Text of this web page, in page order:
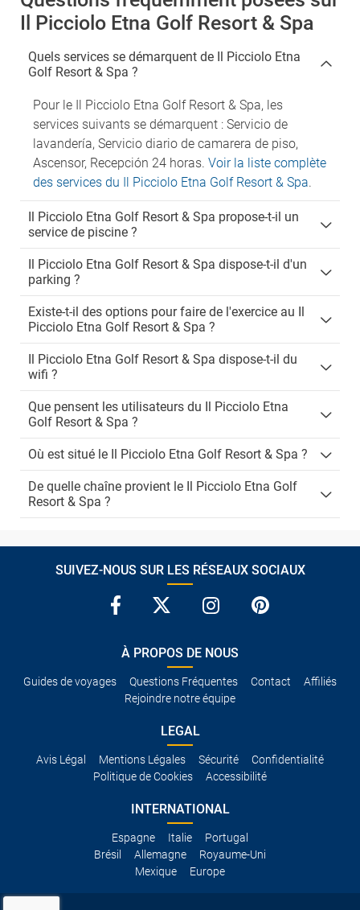
Il Picciolo Etna Golf Resort & Spa
Quels services se démarquent de Il Picciolo Etna
Golf Resort & Spa ?
Pour le Il Picciolo Etna Golf Resort & Spa, les
services suivants se démarquent : Servicio de
lavandería, Servicio diario de camarera de piso,
Ascensor, Recepción 24 horas. Voir la liste complète
des services du Il Picciolo Etna Golf Resort & Spa.
Il Picciolo Etna Golf Resort & Spa propose-t-il un
service de piscine ?
Il Picciolo Etna Golf Resort & Spa dispose-t-il d'un
parking ?
Existe-t-il des options pour faire de l'exercice au Il
Picciolo Etna Golf Resort & Spa ?
Il Picciolo Etna Golf Resort & Spa dispose-t-il du
wifi ?
Que pensent les utilisateurs du Il Picciolo Etna
Golf Resort & Spa ?
Où est situé le Il Picciolo Etna Golf Resort & Spa ?
De quelle chaîne provient le Il Picciolo Etna Golf
Resort & Spa ?
SUIVEZ-NOUS SUR LES RÉSEAUX SOCIAUX
À PROPOS DE NOUS
Guides de voyages Questions Fréquentes Contact
Affiliés
Rejoindre notre équipe
LEGAL
Avis Légal Mentions Légales Sécurité
Confidentialité
Politique de Cookies
Accessibilité
INTERNATIONAL
Espagne Italie
Portugal
Brésil
Allemagne
Royaume-Uni
Mexique
Europe